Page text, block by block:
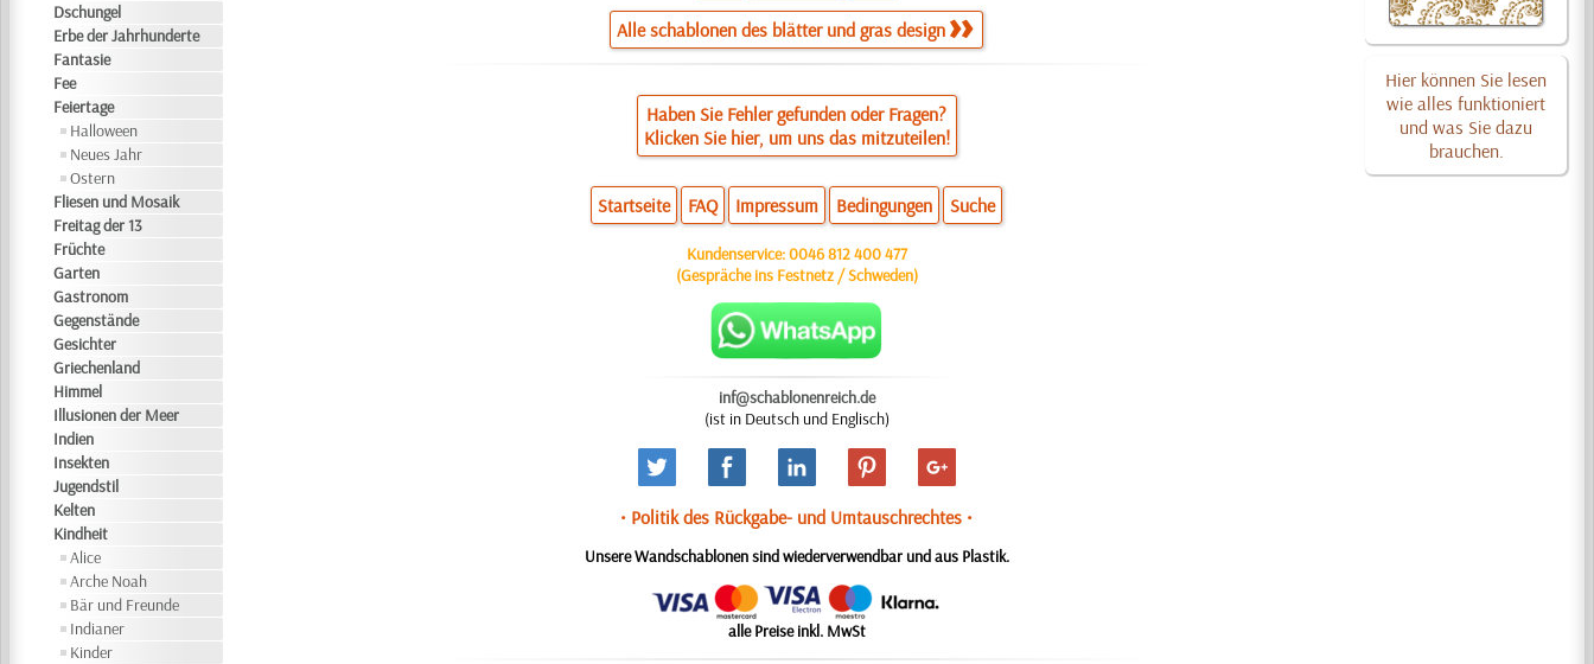
Dschungel
Erbe der Jahrhunderte
Fantasie
Fee
Feiertage
Halloween
Neues Jahr
Ostern
Fliesen und Mosaik
Freitag der 13
Früchte
Garten
Gastronom
Gegenstände
Gesichter
Griechenland
Himmel
Illusionen der Meer
Indien
Insekten
Jugendstil
Kelten
Kindheit
Alice
Arche Noah
Bär und Freunde
Indianer
Kinder
Hier können Sie lesen
wie alles funktioniert
und was Sie dazu
brauchen.
Alle schablonen des blätter und gras design
Haben Sie Fehler gefunden oder Fragen?
Klicken Sie hier, um uns das mitzuteilen!
Startseite FAQ Impressum Bedingungen Suche
Kundenservice:0046 812 400 477
(Gespräche ins Festnetz / Schweden)
inf@schablonenreich.de
(ist in Deutsch und Englisch)
• Politik des Rückgabe- und Umtauschrechtes •
Unsere Wandschablonen sind wiederverwendbar und aus Plastik.
alle Preise inkl. MwSt